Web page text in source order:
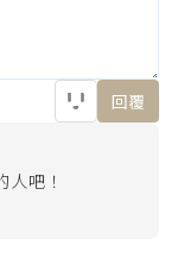
回覆
吧！